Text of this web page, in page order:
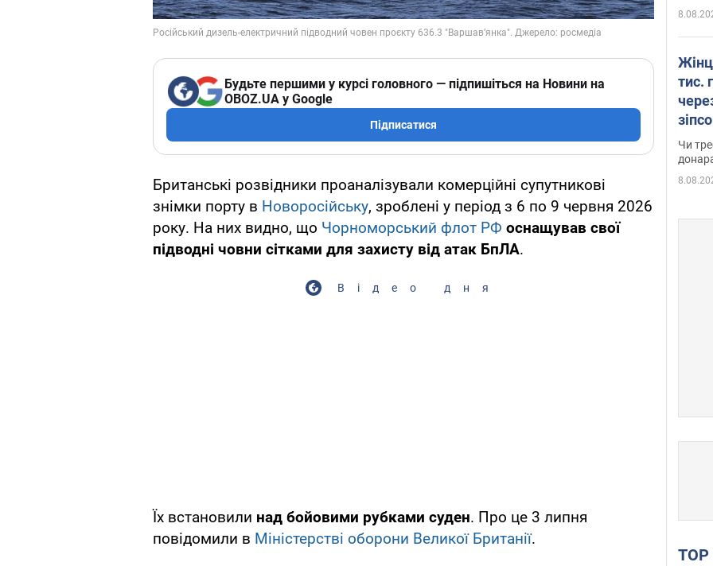
Будьте першими у курсі головного — підпишіться на Новини на
OBOZ.UA у Google
Підписатися
Британські розвідники проаналізували комерційні супутникові
знімки порту в Новоросійську, зроблені у період з 6 по 9 червня 2026
року. На них видно, що Чорноморський флот РФ оснащував свої
підводні човни сітками для захисту від атак БпЛА.
Відео дня
Їх встановили над бойовими рубками суден. Про це 3 липня
повідомили в Міністерстві оборони Великої Британії.
тис.
Чи